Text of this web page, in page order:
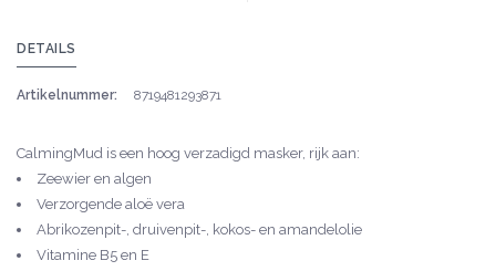
DETAILS
Artikelnummer: 8719481293871
CalmingMud is een hoog verzadigd masker, rijk aan:
Zeewier en algen
Verzorgende aloë vera
Abrikozenpit-, druivenpit-, kokos- en amandelolie
Vitamine B5 en E